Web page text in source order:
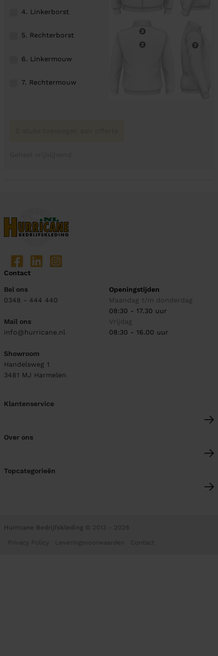
4. Linkerborst
5. Rechterborst
6. Linkermouw
7. Rechtermouw
Contact
Bel ons
0348 - 444 440
Mail ons
info@hurricane.nl
Showroom
Handelsweg 1
3481 MJ Harmelen
Openingstijden
Maandag t/m donderdag
08:30 - 17.30 uur
Vrijdag
08:30 - 16.00 uur
Klantenservice
Over ons
Topcategorieën
Hurricane Bedrijfskleding © 2013 - 2026
Privacy Policy Leveringsvoorwaarden Contact